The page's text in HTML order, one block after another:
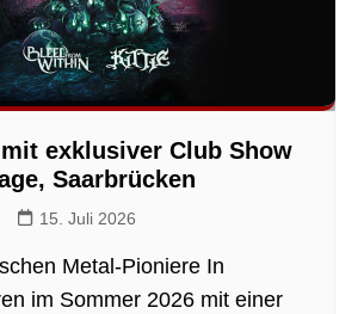
exklusiver Club Show
Saarbrücken
15. Juli 2026
Metal-Pioniere In
im Sommer 2026 mit einer